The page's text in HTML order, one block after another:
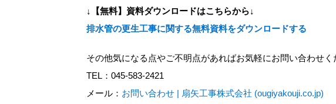
↓【無料】資料ダウンロードはこちらから↓
排水管の更生工事に関する無料資料をダウンロードする
その他気になる点やご不明点があればお気軽にお問い合わせく
TEL：045-583-2421
メール： お問い合わせ | 扇矢工事株式会社 (ougiyakouji.co.jp)